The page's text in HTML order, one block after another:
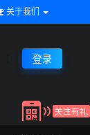
关于我们
登录